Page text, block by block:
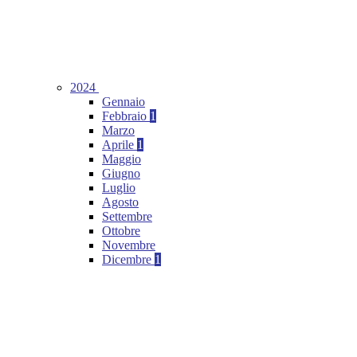
2024
Gennaio
Febbraio 1
Marzo
Aprile 1
Maggio
Giugno
Luglio
Agosto
Settembre
Ottobre
Novembre
Dicembre 1